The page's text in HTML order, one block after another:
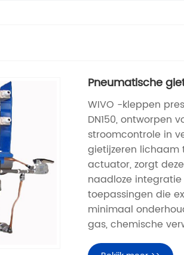
Pneumatische
WIVO -kleppen
DN150, ontworpen
stroomcontrole in
gietijzeren
actuator, zorgt
naadloze
toepassingen die
minimaal
gas, chemische